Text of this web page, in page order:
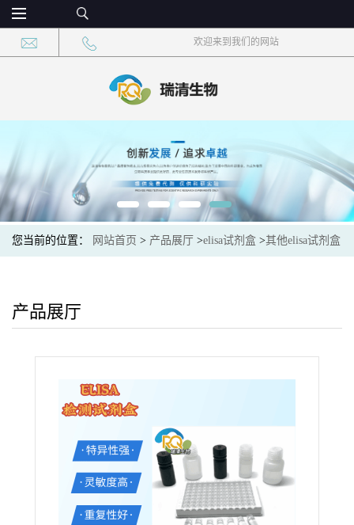
欢迎来到我们的网站
您当前的位置： 网站首页 > 产品展厅 >elisa试剂盒 >其他elisa试剂盒
产品展厅